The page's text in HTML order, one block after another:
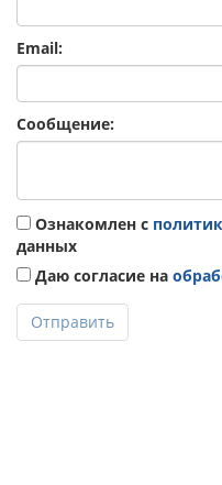
Email:
Сообщение:
Ознакомлен с
данных
Даю согласие на
Отправить